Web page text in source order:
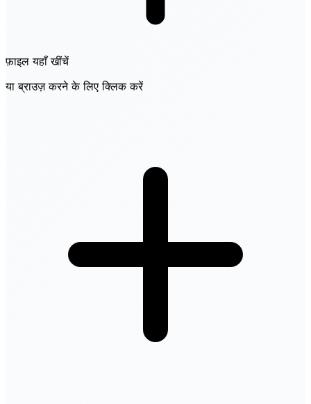
फ़ाइल यहाँ खींचें
या ब्राउज़ करने के लिए क्लिक करें